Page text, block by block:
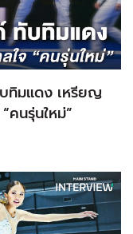
ทิมแดง เหรียญ
คนรุ่นใหม่”